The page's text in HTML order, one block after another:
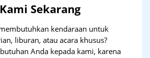
Sekarang
kendaraan untuk
liburan, atau acara khusus?
Anda kepada kami, karena